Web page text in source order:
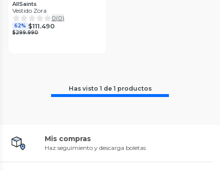
AllSaints
Vestido Zora
0(0)
62% $111.490
$299.990
Has visto 1 de 1 productos
Mis compras
Haz seguimiento y descarga boletas